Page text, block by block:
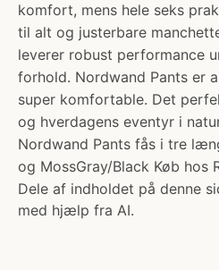
komfort, mens hele seks
til alt og justerbare
leverer robust performance
forhold. Nordwand Pants er
super komfortable. Det
og hverdagens eventyr i
Nordwand Pants fås i tre
og MossGray/Black Køb hos
Dele af indholdet på denne
med hjælp fra AI.